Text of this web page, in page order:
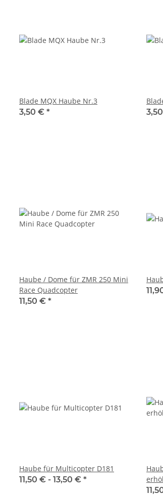
Blade MQX Haube Nr.3
3,50 € *
Haube / Dome für ZMR 250 Mini
Race Quadcopter
11,50 € *
Haube für Multicopter D181
11,50 € - 13,50 € *